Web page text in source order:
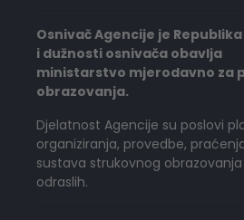
Osnivač Agencije je
i dužnosti osnivača obavlja
ministarstvo mjerodavno za
obrazovanja.
Djelatnost Agencije su poslovi
organiziranja, provedbe,
sustava strukovnog
odraslih.